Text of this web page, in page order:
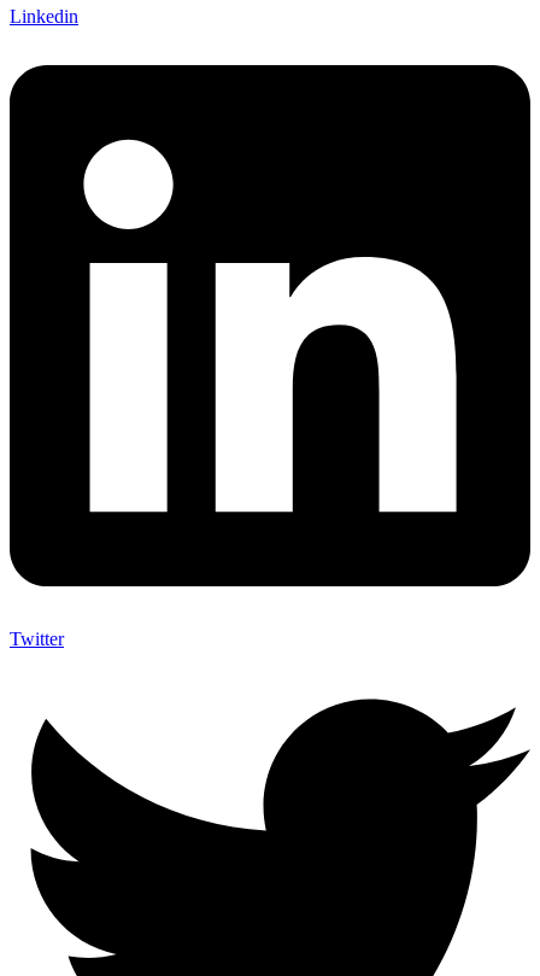
Linkedin
Twitter